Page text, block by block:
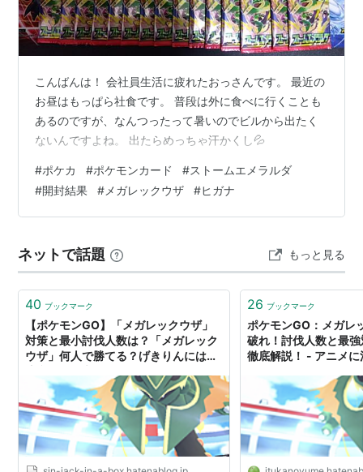
データ
特性 デルタストリーム
こんばんは！ 会社員生活に疲れたおっさんです。 最近の
お昼はもっぱら社食です。 普段は外に食べに行くことも
あるのですが、なんつったって暑いのでビルから出たく
ないんですよね。 出たらめっちゃ汗かくし💦
#ポケカ #ポケモンカード #ストームエメラルダ
#開封結果 # メガレックウザ #ヒガナ
ネットで話題 もっと見る
40 ブックマーク
【ポケモンGO】「メガレックウザ」
対策と最小討伐人数は？「メガレック
ウザ」何人で勝てる？げきりんには要
なくGO!
26 ブックマーク
ポケモンGO：メガレ
破れ！討伐人数と最
徹底解説！ - アニメ